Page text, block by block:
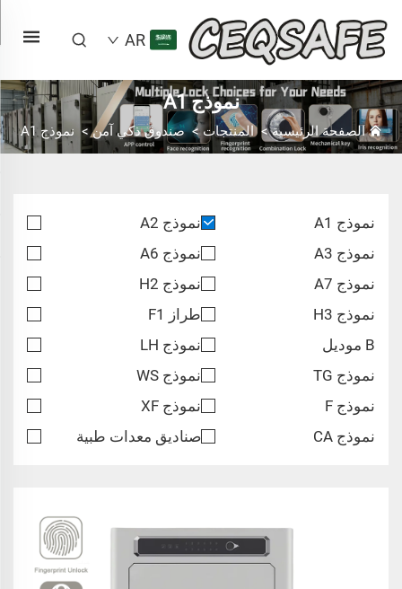
AR
نموذج A1
الصفحة الرئيسية>المنتجات >صندوق ذكي آمن> نموذج A1
نموذج A1
نموذج A2
نموذج A3
نموذج A6
نموذج A7
نموذج H2
نموذج H3
طراز F1
B موديل
نموذج LH
نموذج TG
نموذج WS
نموذج F
نموذج XF
نموذج CA
صناديق معدات طبية